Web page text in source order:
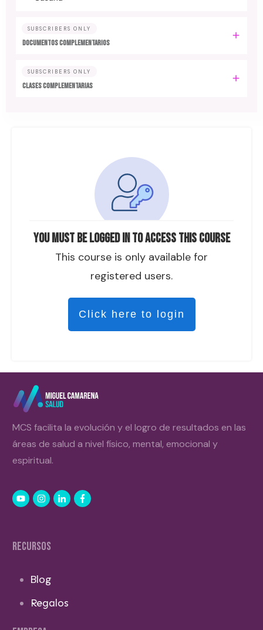
You must be logged in to access this course
This course is only available for
registered users.
Click here to login
SUBSCRIBERS ONLY
DOCUMENTOS COMPLEMENTARIOS
SUBSCRIBERS ONLY
CLASES COMPLEMENTARIAS
MCS facilita la evolución y el logro de resultados en las
áreas de salud a nivel físico, mental, emocional y
espiritual.
RECURSOS
Blog
Regalos